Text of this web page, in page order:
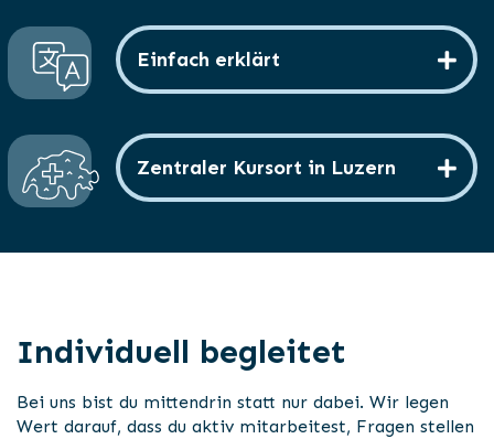
Einfach erklärt
Zentraler Kursort in Luzern
Individuell begleitet
Bei uns bist du mittendrin statt nur dabei. Wir legen
Wert darauf, dass du aktiv mitarbeitest, Fragen stellen